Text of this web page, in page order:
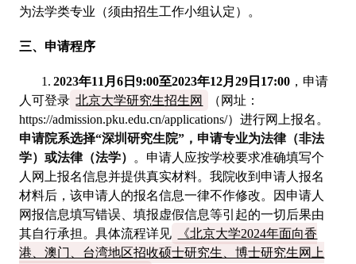
为法学类专业（须由招生工作小组认定）。
三、申请程序
1.2023年11月6日9:00至2023年12月29日17:00 ，申请
人可登录 北京大学研究生招生网
（网址：
https://admission.pku.edu.cn/applications/）进行网上报名。
申请院系选择“深圳研究生院”，申请专业为法律（非法
学）或法律（法学） 。申请人应按学校要求准确填写个
人网上报名信息并提供真实材料。我院收到申请人报名
材料后，该申请人的报名信息一律不作修改。因申请人
网报信息填写错误、填报虚假信息等引起的一切后果由
其自行承担。具体流程详见
《北京大学2024年面向香
港、澳门、台湾地区招收硕士研究生、博士研究生网上